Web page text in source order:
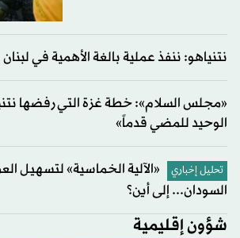
نتنياهو: ننفذ عملية بالغة الأهمية في لبنان
«مجلس السلام»: خطة غزة التي رفضها
الوحيد للمضي قدماً»
تحليل إخباري
«الآلية الخماسية» لتسهيل
السودان... إلى أين؟
شؤون إقليمية